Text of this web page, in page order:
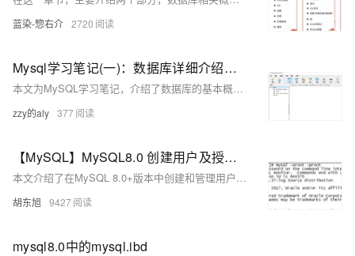
蓝染-惣右介 2720
Mysql学习笔记(一)：数据库详细介绍以及Navicat简单使用
本文为MySQL学习笔记，介绍了数据库的基本概念，包括行、列、主键等，并解释了C/S和B/S架构以及SQL语言的分类。接着，指导如何在Windows和Ubuntu系统上安装MySQL，并提供了启动、停止和重启服务的命令。文章还涵盖了Navicat的使用，包括安装、登录和新建表格等步骤。最后，介绍了MySQL中的数据类型和字段约束，如主键、外键、非空和唯一等。
zzy的aly 377
【MySQL】MySQL8.0 创建用户及授权 - 看这篇就足够了
本文介绍了在MySQL 8.0+版本中创建和管理用户的详细步骤，包括通过命令行进入MySQL、创建数据库、用户及授权等操作，并提供了具体命令示例。适合初学者参考学习，帮助实现系统的权限管理和安全控制。
胡东旭 9427
mysql8.0中的mysql.ibd